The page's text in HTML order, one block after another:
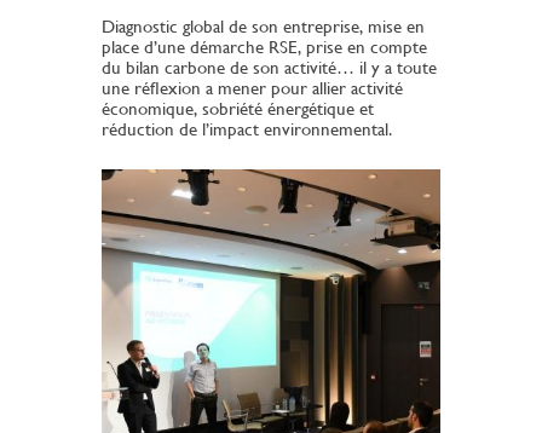
Diagnostic global de son entreprise, mise en
place d’une démarche RSE, prise en compte
du bilan carbone de son activité… il y a toute
une réflexion a mener pour allier activité
économique, sobriété énergétique et
réduction de l’impact environnemental.